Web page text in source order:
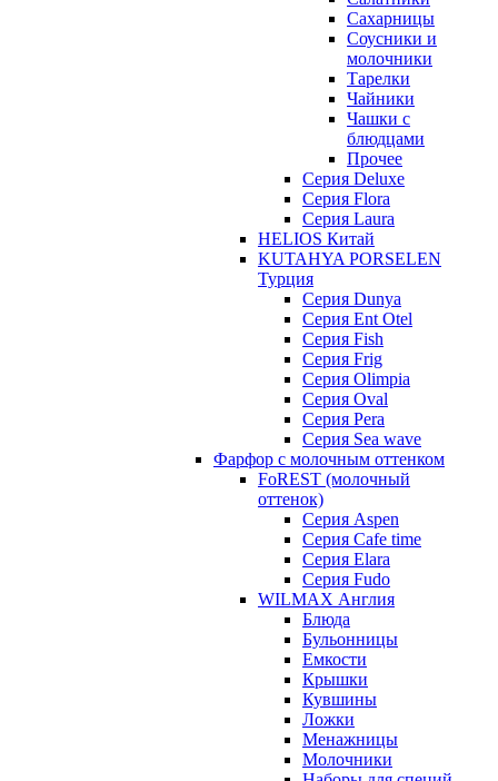
Сахарницы
Соусники и
молочники
Тарелки
Чайники
Чашки с
блюдцами
Прочее
Серия Deluxe
Серия Flora
Серия Laura
HELIOS Китай
KUTAHYA PORSELEN
Турция
Серия Dunya
Серия Ent Otel
Серия Fish
Серия Frig
Серия Olimpia
Серия Oval
Серия Pera
Серия Sea wave
Фарфор с молочным оттенком
FoREST (молочный
оттенок)
Серия Aspen
Серия Cafe time
Серия Elara
Серия Fudo
WILMAX Англия
Блюда
Бульонницы
Емкости
Крышки
Кувшины
Ложки
Менажницы
Молочники